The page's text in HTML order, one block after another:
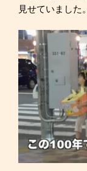
見せていました。